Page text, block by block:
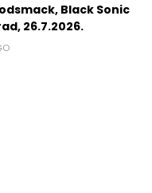
Black Sonic
26.7.2026.